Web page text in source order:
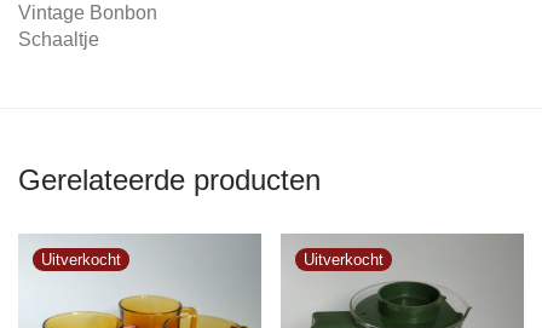
Vintage Bonbon
Schaaltje
Gerelateerde producten